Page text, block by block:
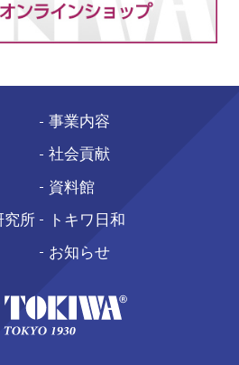
事業内容
社会貢献
資料館
究所
トキワ日和
お知らせ